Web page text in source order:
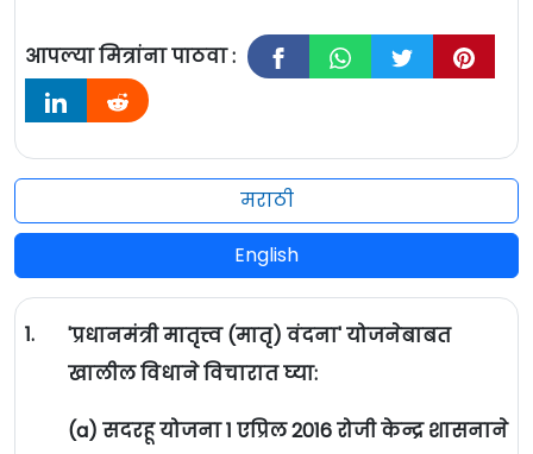
आपल्या मित्रांना पाठवा :
मराठी
English
1.
'प्रधानमंत्री मातृत्त्व (मातृ) वंदना' योजनेबाबत
खालील विधाने विचारात घ्या:
(a) सदरहू योजना 1 एप्रिल 2016 रोजी केन्द्र शासनाने